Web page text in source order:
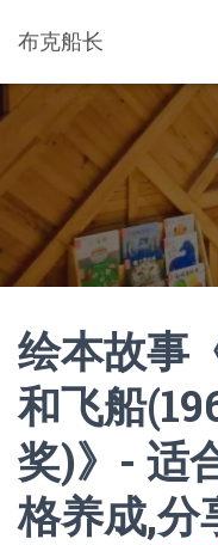
布克船长
绘本故事
和飞船
奖)》- 适
格养成,分